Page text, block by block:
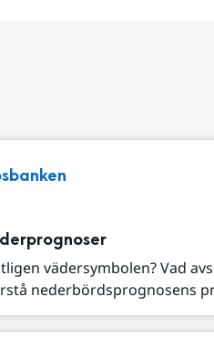
vädersymbolen? Vad
nederbördsprognosens